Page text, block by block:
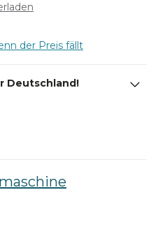
der Preis fällt
Deutschland!